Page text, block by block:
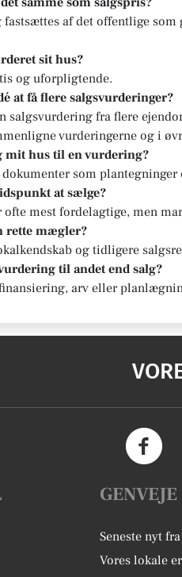
af det offentlige
sit hus?
og uforpligtende.
at få flere salgsvurderinger?
salgsvurdering fra flere
vurderingerne og i
mit hus til en vurdering?
dokumenter som
at sælge?
ofte mest fordelagtige, men
rette mægler?
og tidligere
til andet end salg?
arv eller
GENVEJE
Seneste nyt
Vores lokale